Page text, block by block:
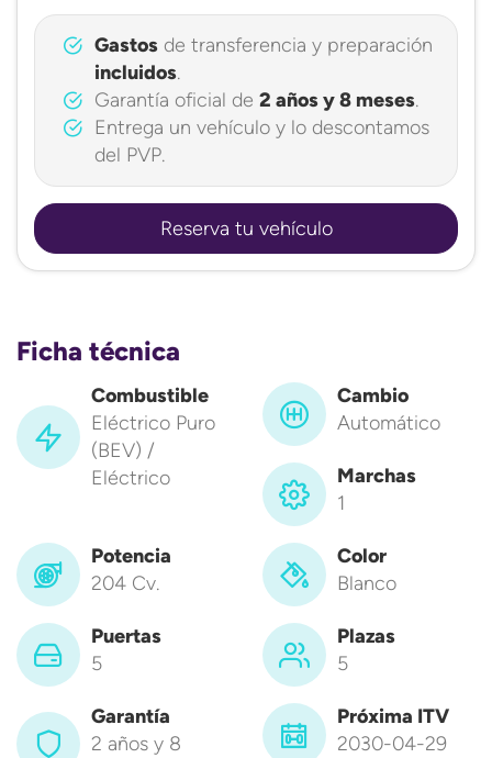
Gastosde transferencia y preparación
incluidos.
Garantía oficial de 2 años y 8 meses.
Entrega un vehículo y lo descontamos
del PVP.
Reserva tu vehículo
Ficha técnica
Combustible
Eléctrico Puro
(BEV) /
Eléctrico
Cambio
Automático
Marchas
1
Potencia
204 Cv.
Color
Blanco
Puertas
5
Plazas
5
Garantía
2 años y 8
Próxima ITV
2030-04-29